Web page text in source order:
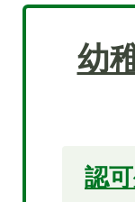
幼
認